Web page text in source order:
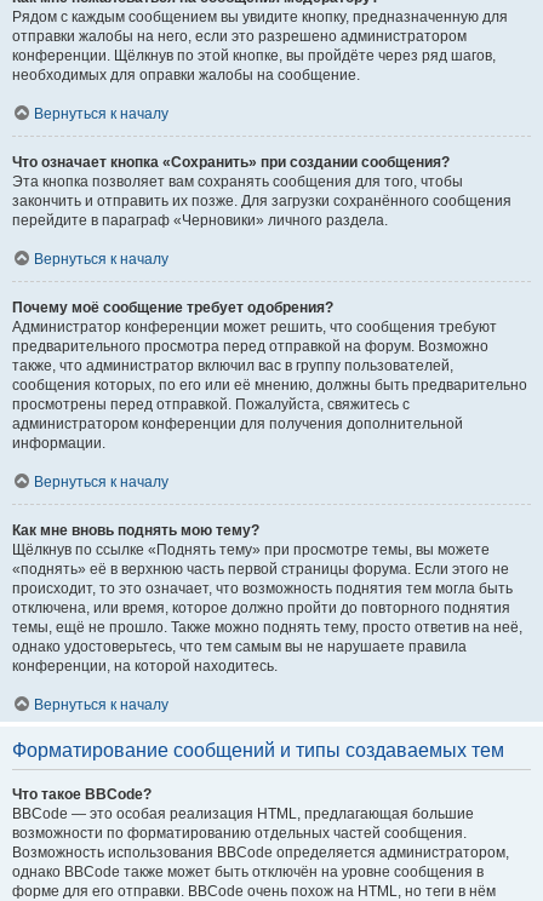
Рядом с каждым сообщением вы увидите кнопку, предназначенную для
отправки жалобы на него, если это разрешено администратором
конференции. Щёлкнув по этой кнопке, вы пройдёте через ряд шагов,
необходимых для оправки жалобы на сообщение.
Вернуться к началу
Что означает кнопка «Сохранить» при создании сообщения?
Эта кнопка позволяет вам сохранять сообщения для того, чтобы
закончить и отправить их позже. Для загрузки сохранённого сообщения
перейдите в параграф «Черновики» личного раздела.
Вернуться к началу
Почему моё сообщение требует одобрения?
Администратор конференции может решить, что сообщения требуют
предварительного просмотра перед отправкой на форум. Возможно
также, что администратор включил вас в группу пользователей,
сообщения которых, по его или её мнению, должны быть предварительно
просмотрены перед отправкой. Пожалуйста, свяжитесь с
администратором конференции для получения дополнительной
информации.
Вернуться к началу
Как мне вновь поднять мою тему?
Щёлкнув по ссылке «Поднять тему» при просмотре темы, вы можете
«поднять» её в верхнюю часть первой страницы форума. Если этого не
происходит, то это означает, что возможность поднятия тем могла быть
отключена, или время, которое должно пройти до повторного поднятия
темы, ещё не прошло. Также можно поднять тему, просто ответив на неё,
однако удостоверьтесь, что тем самым вы не нарушаете правила
конференции, на которой находитесь.
Вернуться к началу
Форматирование сообщений и типы создаваемых тем
Что такое BBCode?
BBCode — это особая реализация HTML, предлагающая большие
возможности по форматированию отдельных частей сообщения.
Возможность использования BBCode определяется администратором,
однако BBCode также может быть отключён на уровне сообщения в
форме для его отправки. BBCode очень похож на HTML, но теги в нём